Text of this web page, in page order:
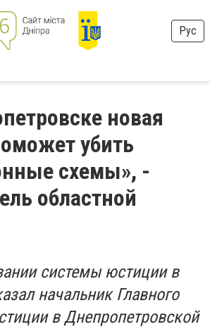
Рус
новая
убить
схемы», -
областной
системы юстиции в
начальник Главного
в Днепропетровской